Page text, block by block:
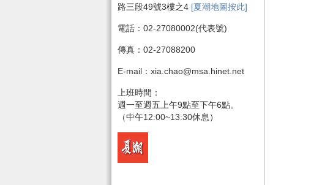
路三段49號3樓之4 [夏潮地圖按此]
電話：02-27080002(代表號)
傳真：02-27088200
E-mail：xia.chao@msa.hinet.net
上班時間：
週一至週五上午9點至下午6點。
（中午12:00~13:30休息）